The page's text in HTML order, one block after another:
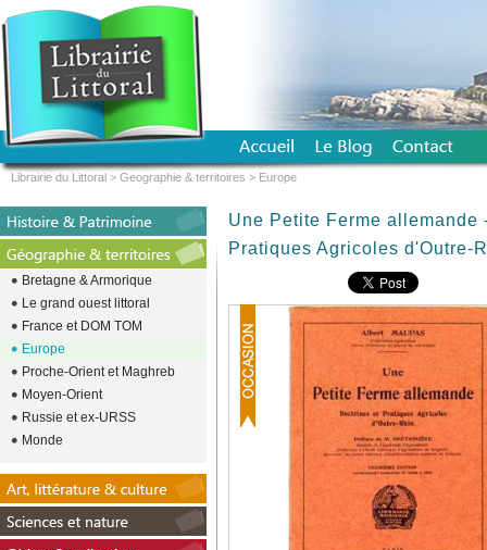
Une Petite Ferme allemande
Pratiques Agricoles d'Outre-
Bretagne & Armorique
Le grand ouest littoral
France et DOM TOM
Europe
Proche-Orient et Maghreb
Moyen-Orient
Russie et ex-URSS
Monde
Librairie du Littoral > Geographie & territoires > Europe